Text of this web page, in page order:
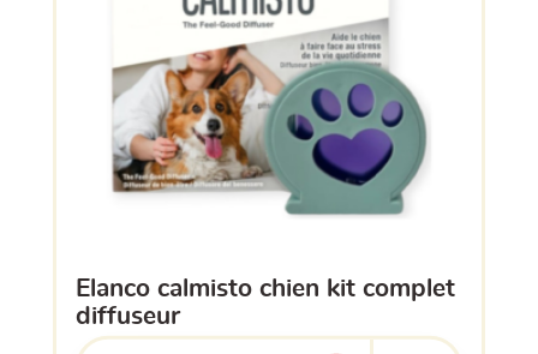
elanco calmisto chien kit complet
diffuseur